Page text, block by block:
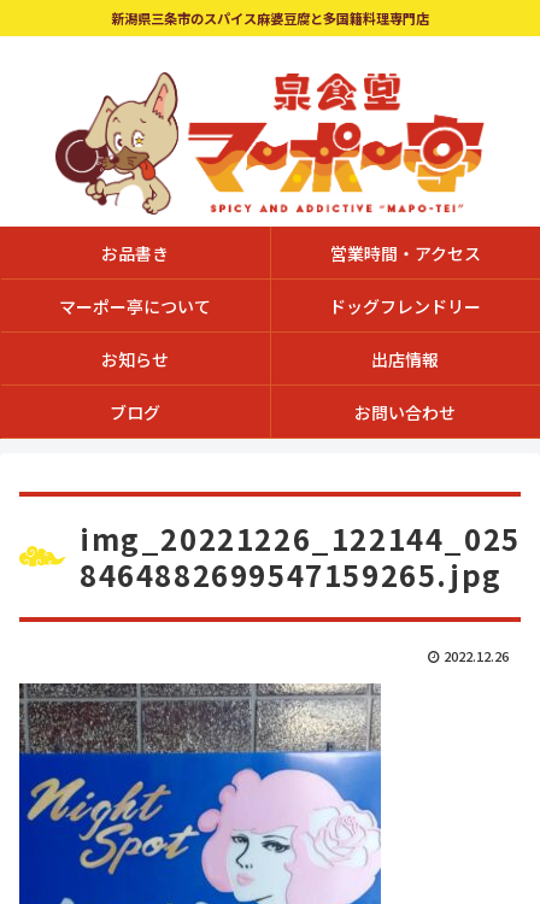
新潟県三条市のスパイス麻婆豆腐と多国籍料理専門店
お品書き 営業時間・アクセス
マーポー亭について ドッグフレンドリー
お知らせ 出店情報
ブログ お問い合わせ
img_20221226_122144_025
8464882699547159265.jpg
2022.12.26